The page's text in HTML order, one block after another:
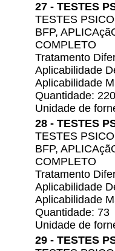
27 - TESTES
TESTES
BFP,
COMPLETO
Tratamento
Aplicabilidade
Aplicabilidade
Quantidade: 220
Unidade de
28 - TESTES
TESTES
BFP,
COMPLETO
Tratamento
Aplicabilidade
Aplicabilidade
Quantidade: 73
Unidade de
29 - TESTES